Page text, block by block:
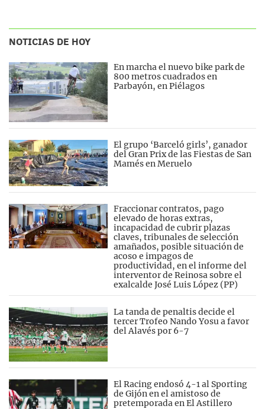
NOTICIAS DE HOY
En marcha el nuevo bike park de
800 metros cuadrados en
Parbayón, en Piélagos
El grupo ‘Barceló girls’, ganador
del Gran Prix de las Fiestas de San
Mamés en Meruelo
Fraccionar contratos, pago
elevado de horas extras,
incapacidad de cubrir plazas
claves, tribunales de selección
amañados, posible situación de
acoso e impagos de
productividad, en el informe del
interventor de Reinosa sobre el
exalcalde José Luis López (PP)
La tanda de penaltis decide el
tercer Trofeo Nando Yosu a favor
del Alavés por 6-7
El Racing endosó 4-1 al Sporting
de Gijón en el amistoso de
pretemporada en El Astillero